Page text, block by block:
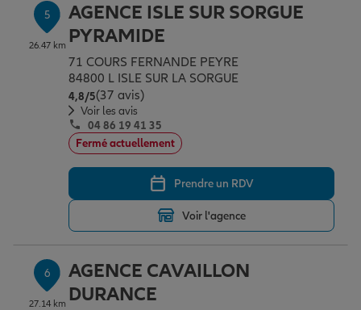
5
26.47 km
AGENCE ISLE SUR SORGUE
PYRAMIDE
71 COURS FERNANDE PEYRE
84800 L ISLE SUR LA SORGUE
4,8/5Note de 4.8 sur 5
(37 avis)
Voir les avis
04 86 19 41 35
Fermé actuellement
Prendre un RDV
Voir l'agence
6
27.14 km
AGENCE CAVAILLON
DURANCE